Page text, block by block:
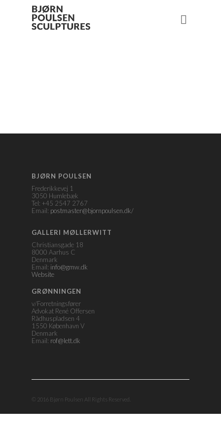
BJØRN POULSEN
Frederikkevej 1
3050 Humlebæk
Tel: +45 2547 2767
Email: postmaster@bjornpoulsen.dk/
GALLERI MØLLERWITT
Christiansgade 18
8000 Aarhus C
Denmark
Email: info@gmw.dk
Website
GRØNNINGEN
v/Forretningsfører
Advokat René Offersen
Rådhuspladsen 4
1550 København V
Denmark
Email: rof@lett.dk
© 2016 Bjørn Poulsen All Rights Reserved.